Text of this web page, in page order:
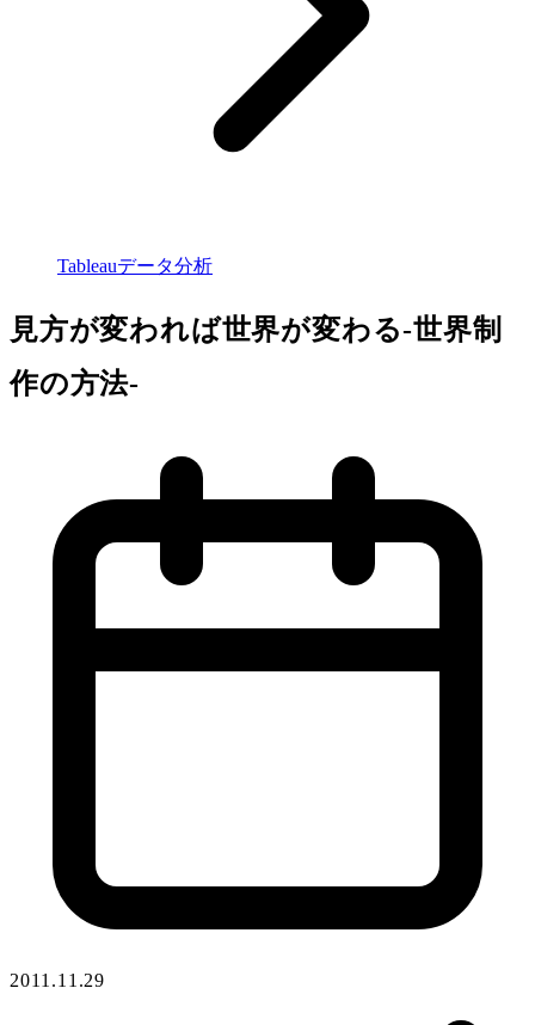
Tableauデータ分析
見方が変われば世界が変わる-世界制
作の方法-
2011.11.29